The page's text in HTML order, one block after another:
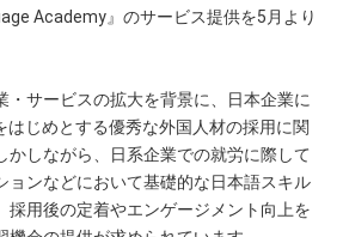
Academy』のサービス提供を5月より
・サービスの拡大を背景に、日本企業に
はじめとする優秀な外国人材の採用に関
かしながら、日系企業での就労に際して
ョンなどにおいて基礎的な日本語スキル
採用後の定着やエンゲージメント向上を